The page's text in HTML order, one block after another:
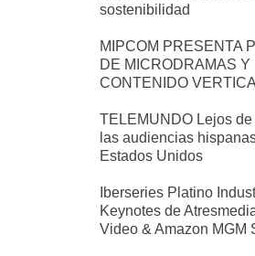
sostenibilidad
MIPCOM PRESENTA
DE MICRODRAMAS Y
CONTENIDO
TELEMUNDO Lejos de
las audiencias
Estados Unidos
Iberseries Platino
Keynotes de
Video & Amazon MGM